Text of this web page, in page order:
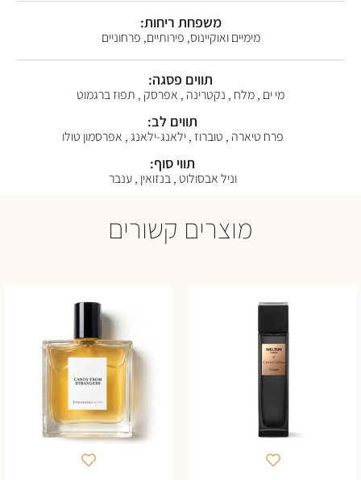
משפחת ריחות:
מימיים ואוקיינוס, פירותיים, פרחוניים
תווים פסגה:
מי ים , מלח , נקטרינה , אפרסק , תפוז ברגמוט
תווים לב:
פרח טיארה , טוברוז , ילאנג-ילאנג , אפרסמון טולו
תווי סוף:
וניל אבסולוט , בנזואין , ענבר
מוצרים קשורים